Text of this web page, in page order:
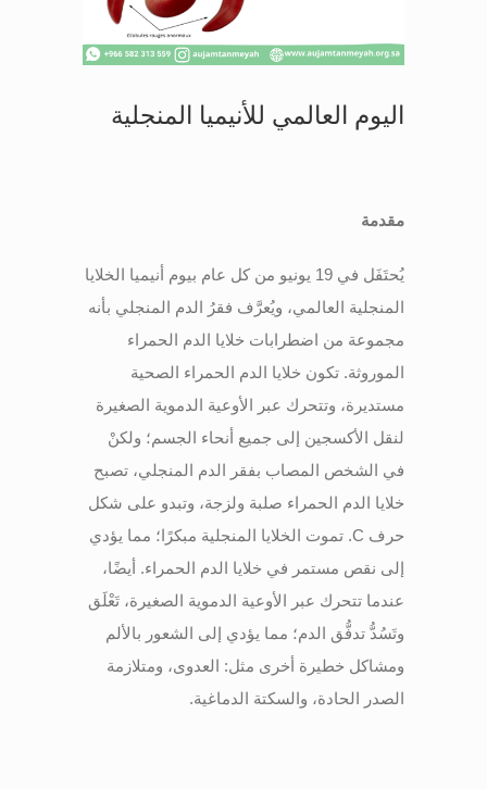
خدمات الأعضاء
اليوم العالمي للأنيميا المنجلية
مقدمة
يُحتَفَل في 19 يونيو من كل عام بيوم أنيميا الخلايا
المنجلية العالمي، ويُعرَّف فقرُ الدم المنجلي بأنه
مجموعة من اضطرابات خلايا الدم الحمراء
الموروثة. تكون خلايا الدم الحمراء الصحية
مستديرة، وتتحرك عبر الأوعية الدموية الصغيرة
لنقل الأكسجين إلى جميع أنحاء الجسم؛ ولكنْ
في الشخص المصاب بفقر الدم المنجلي، تصبح
خلايا الدم الحمراء صلبة ولزجة، وتبدو على شكل
حرف C. تموت الخلايا المنجلية مبكرًا؛ مما يؤدي
إلى نقص مستمر في خلايا الدم الحمراء. أيضًا،
عندما تتحرك عبر الأوعية الدموية الصغيرة، تَعْلَق
وتَسُدُّ تدفُّق الدم؛ مما يؤدي إلى الشعور بالألم
ومشاكل خطيرة أخرى مثل: العدوى، ومتلازمة
الصدر الحادة، والسكتة الدماغية.